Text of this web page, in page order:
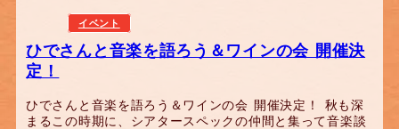
イベント
ひでさんと音楽を語ろう＆ワインの会 開催決
定！
ひでさんと音楽を語ろう＆ワインの会 開催決定！ 秋も深
まるこの時期に、シアタースペックの仲間と集って音楽談